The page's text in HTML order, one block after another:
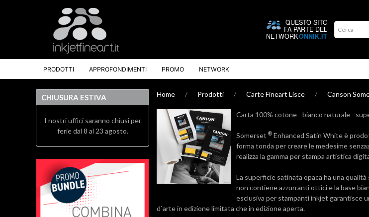
PRODOTTI APPROFONDIMENTI PROMO NETWORK
Home Prodotti Carte Fineart Lisce Canson
Carta 100% cotone - bianco naturale -
Somerset ® Enhanced Satin White è
forma tonda per creare le medesime
realizza la gamma per stampa artistica
La superficie satinata opaca ha una
non contiene azzurranti ottici e la base
esclusiva per stampanti inkjet garantisce
d`arte in edizione limitata che in edizione aperta.
CHIUSURA ESTIVA
I nostri uffici saranno chiusi per
ferie dal 8 al 23 agosto.